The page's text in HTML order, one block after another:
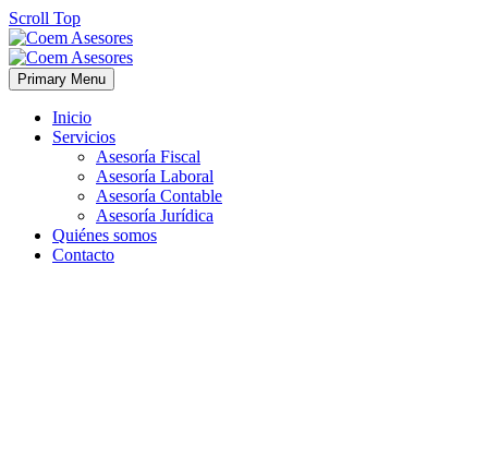
Scroll Top
Primary Menu
Inicio
Servicios
Asesoría Fiscal
Asesoría Laboral
Asesoría Contable
Asesoría Jurídica
Quiénes somos
Contacto